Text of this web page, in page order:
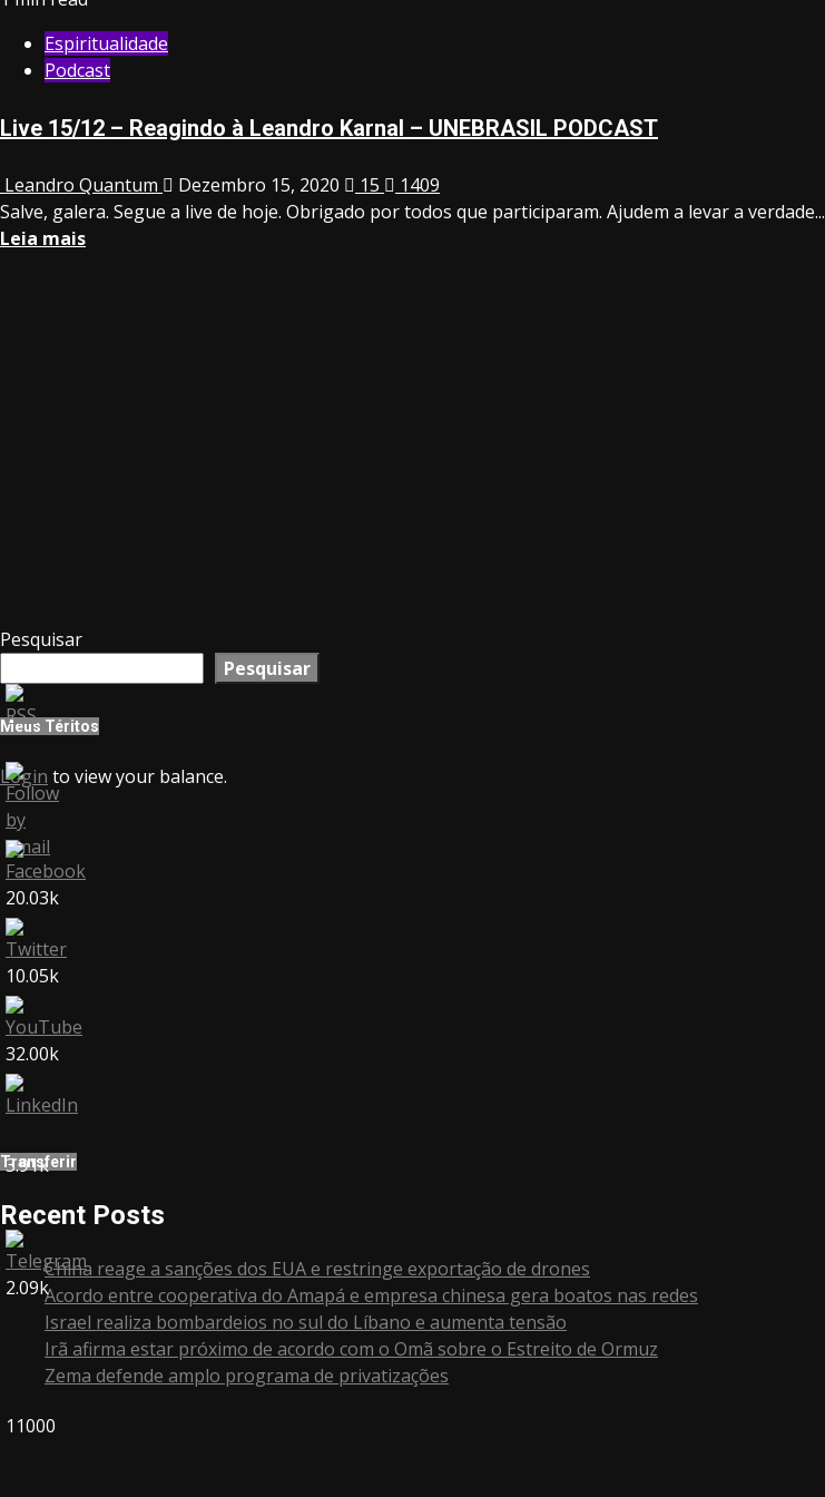
Espiritualidade
Podcast
Live 15/12 – Reagindo à Leandro Karnal – UNEBRASIL PODCAST
Leandro Quantum Dezembro 15, 2020 15
1409
Salve, galera. Segue a live de hoje. Obrigado por todos que participaram. Ajudem a levar a verdade...
Leia mais
Pesquisar
Pesquisar
20.03k
10.05k
32.00k
3.91k
2.09k
11000
Meus Téritos
Login to view your balance.
Transferir
Recent Posts
China reage a sanções dos EUA e restringe exportação de drones
Acordo entre cooperativa do Amapá e empresa chinesa gera boatos nas redes
Israel realiza bombardeios no sul do Líbano e aumenta tensão
Irã afirma estar próximo de acordo com o Omã sobre o Estreito de Ormuz
Zema defende amplo programa de privatizações